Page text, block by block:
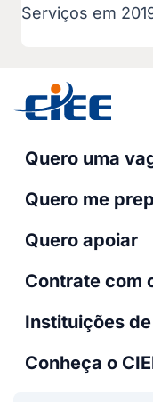
Serviços em
Quero uma
Quero me
Quero apoiar
Contrate com
Instituições
Conheça o